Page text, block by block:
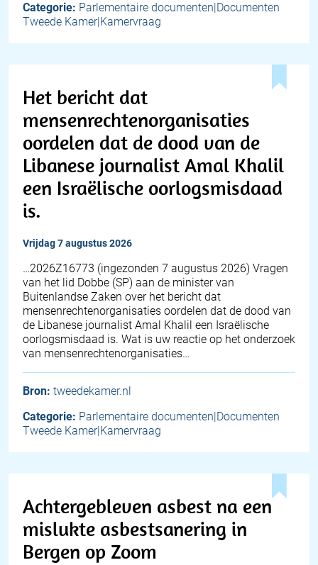
Categorie: Parlementaire documenten|Documenten
Tweede Kamer|Kamervraag
Het bericht dat
mensenrechtenorganisaties
oordelen dat de dood van de
Libanese journalist Amal Khalil
een Israëlische oorlogsmisdaad
is.
vrijdag 7 augustus 2026
… 2026Z16773 (ingezonden 7 augustus 2026) Vragen
van het lid Dobbe (SP) aan de minister van
Buitenlandse Zaken over het bericht dat
mensenrechtenorganisaties oordelen dat de dood van
de Libanese journalist Amal Khalil een Israëlische
oorlogsmisdaad is. Wat is uw reactie op het onderzoek
van mensenrechtenorganisaties…
Bron: tweedekamer.nl
Categorie: Parlementaire documenten|Documenten
Tweede Kamer|Kamervraag
Achtergebleven asbest na een
mislukte asbestsanering in
Bergen op Zoom